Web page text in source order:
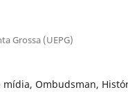
Grossa (UEPG)
mídia, Ombudsman,